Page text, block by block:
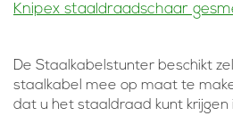
Knipex staaldraadschaar
De Staalkabelstunter beschikt
staalkabel mee op maat te
dat u het staaldraad kunt